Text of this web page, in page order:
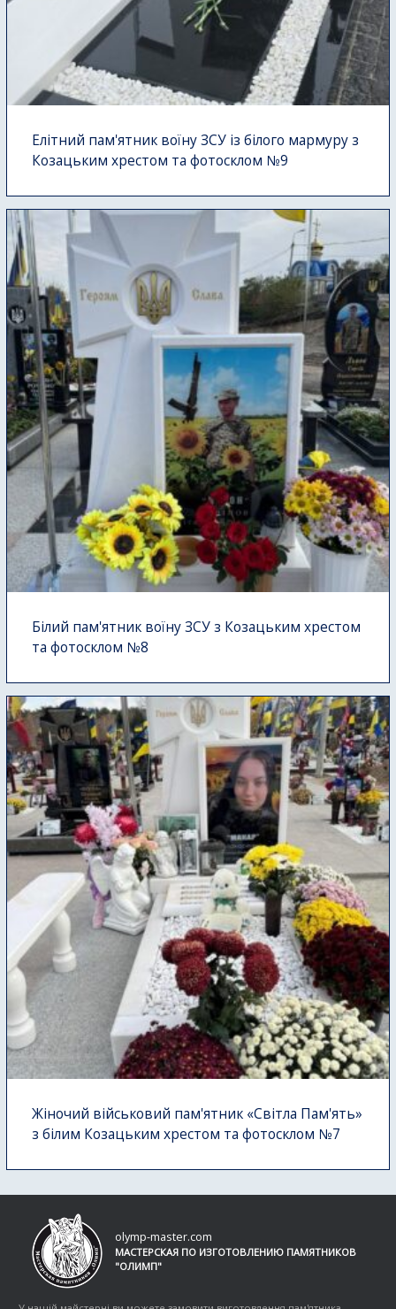
Елітний пам'ятник воїну ЗСУ із білого мармуру з
Козацьким хрестом та фотосклом №9
Білий пам'ятник воїну ЗСУ з Козацьким хрестом
та фотосклом №8
Жіночий військовий пам'ятник «Світла Пам'ять»
з білим Козацьким хрестом та фотосклом №7
olymp-master.com
МАСТЕРСКАЯ ПО ИЗГОТОВЛЕНИЮ ПАМЯТНИКОВ
"ОЛИМП"